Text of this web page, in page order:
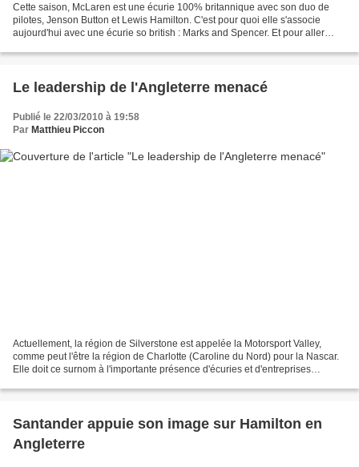
Cette saison, McLaren est une écurie 100% britannique avec son duo de
pilotes, Jenson Button et Lewis Hamilton. C'est pour quoi elle s'associe
aujourd'hui avec une écurie so british : Marks and Spencer. Et pour aller
Le leadership de l'Angleterre menacé
Publié le 22/03/2010 à 19:58
Par Matthieu Piccon
Actuellement, la région de Silverstone est appelée la Motorsport Valley,
comme peut l'être la région de Charlotte (Caroline du Nord) pour la Nascar.
Elle doit ce surnom à l'importante présence d'écuries et d'entreprises
Santander appuie son image sur Hamilton en
Angleterre